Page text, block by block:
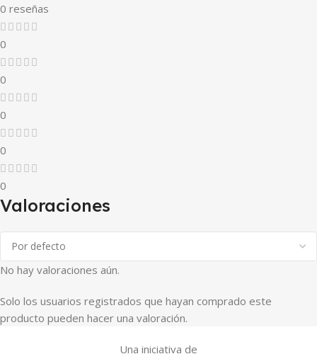
0 reseñas
0
0
0
0
0
Valoraciones
No hay valoraciones aún.
Solo los usuarios registrados que hayan comprado este
producto pueden hacer una valoración.
Una iniciativa de